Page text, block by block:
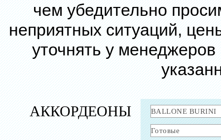
чем убедительно
неприятных ситуаций,
уточнять у
АККОРДЕОНЫ